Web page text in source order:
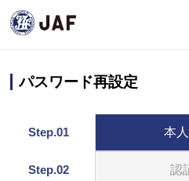
パスワード再設定
Step.01 本
Step.02 認